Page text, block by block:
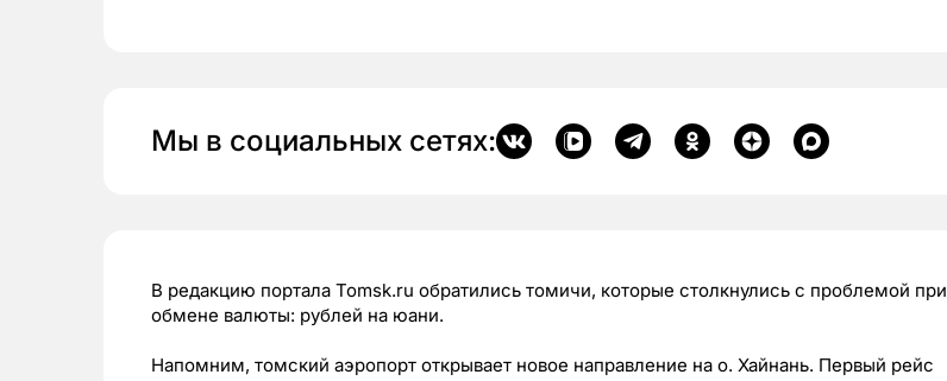
Мы в социальных сетях:
В редакцию портала Tomsk.ru обратились томичи, которые столкнулись с проблемой при
обмене валюты: рублей на юани.
Напомним, томский аэропорт открывает новое направление на о. Хайнань. Первый рейс